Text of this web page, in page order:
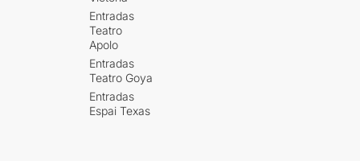
Entradas
Teatro
Apolo
Entradas
Teatro Goya
Entradas
Espai Texas